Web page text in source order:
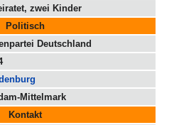
zwei Kinder
Politisch
Deutschland
Mittelmark
Kontakt